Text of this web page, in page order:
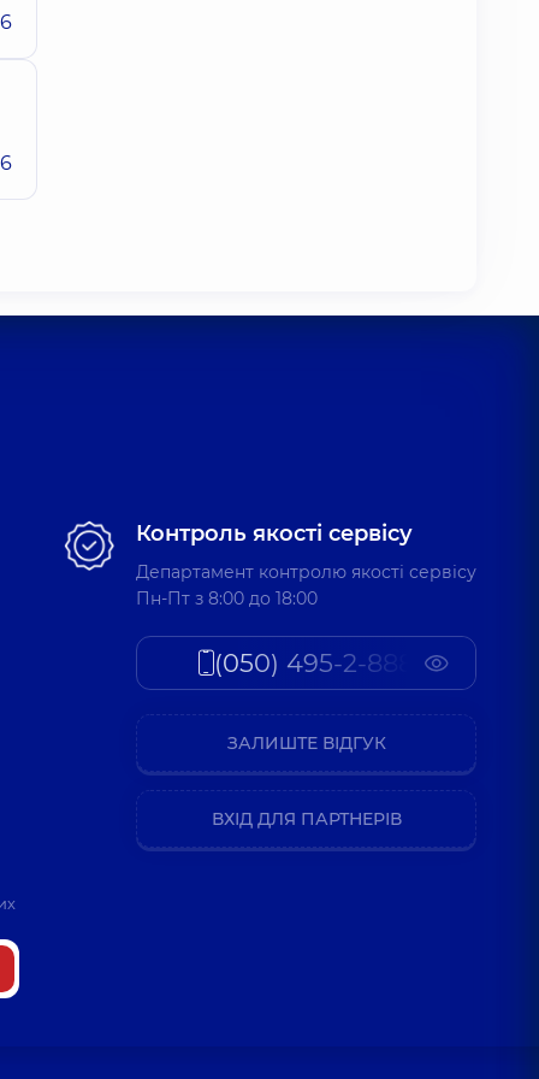
Контроль якості сервісу
Департамент контролю якості сервісу
Пн-Пт з 8:00 до 18:00
(050) 495-2-888
ЗАЛИШТЕ ВІДГУК
ВХІД ДЛЯ ПАРТНЕРІВ